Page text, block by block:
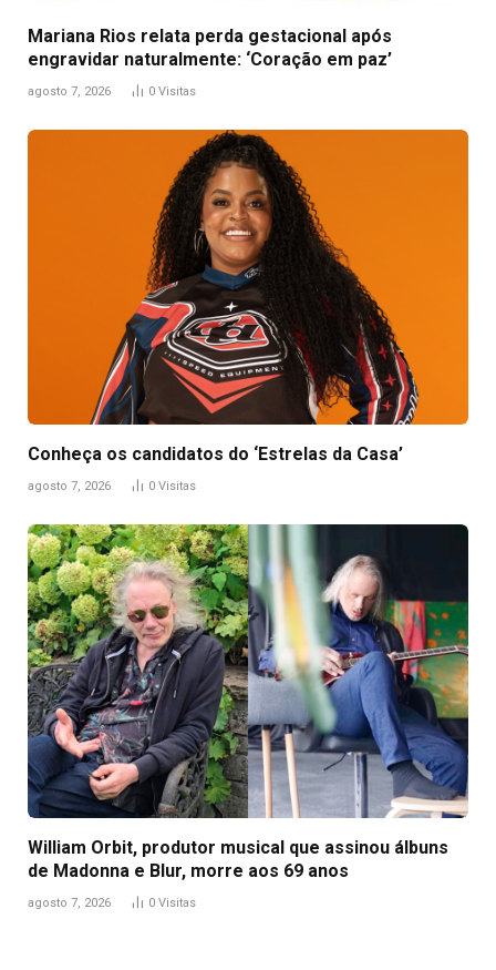
Mariana Rios relata perda gestacional após
engravidar naturalmente: ‘Coração em paz’
agosto 7, 2026 0 Visitas
Conheça os candidatos do ‘Estrelas da Casa’
agosto 7, 2026 0 Visitas
William Orbit, produtor musical que assinou álbuns
de Madonna e Blur, morre aos 69 anos
agosto 7, 2026 0 Visitas